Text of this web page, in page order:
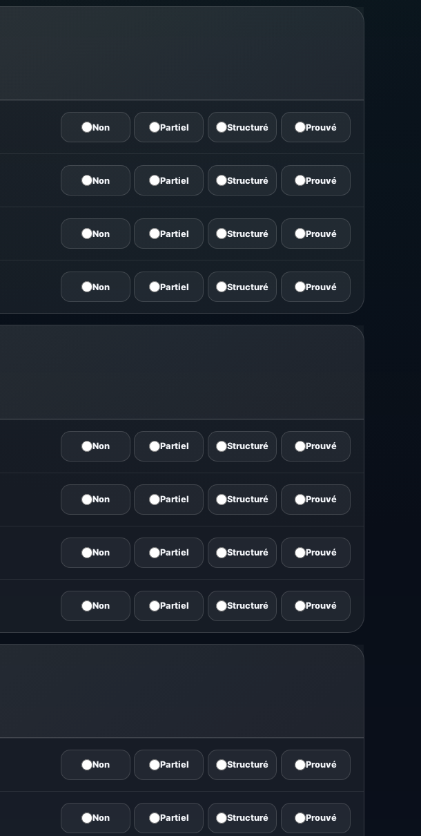
Non Partiel Structuré Prouvé
Non Partiel Structuré Prouvé
Non Partiel Structuré Prouvé
Non Partiel Structuré Prouvé
Non Partiel Structuré Prouvé
Non Partiel Structuré Prouvé
Non Partiel Structuré Prouvé
Non Partiel Structuré Prouvé
Non Partiel Structuré Prouvé
Non Partiel Structuré Prouvé